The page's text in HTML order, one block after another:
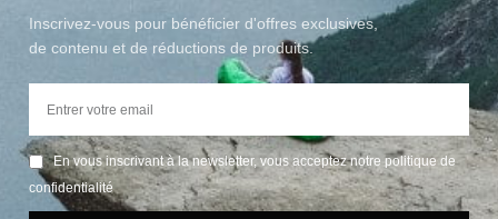
Inscrivez-vous pour bénéficier d'offres exclusives,
de contenu et de réductions de produits.
En vous inscrivant à la newsletter, vous acceptez notre politique de
confidentialité